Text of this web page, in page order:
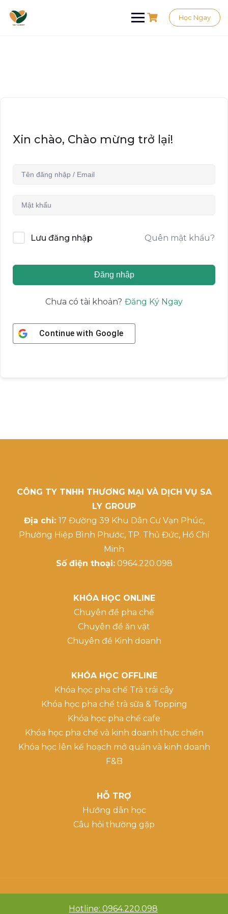
Học Ngay
Xin chào, Chào mừng trở lại!
Lưu đăng nhập Quên mật khẩu?
Đăng nhập
Chưa có tài khoản? Đăng Ký Ngay
Continue with Google
CÔNG TY TNHH THƯƠNG MẠI VÀ DỊCH VỤ SA
LY GROUP
Địa chỉ: 17 Đường 39 Khu Dân Cư Vạn Phúc,
Phường Hiệp Bình Phước, TP. Thủ Đức, Hồ Chí
Minh
Số điện thoại:0964.220.098
KHÓA HỌC ONLINE
Chuyên đề pha chế
Chuyên đề ăn vặt
Chuyên đề Kinh doanh
KHÓA HỌC OFFLINE
Khóa học pha chế Trà trái cây
Khóa học pha chế trà sữa & Topping
Khóa học pha chế cafe
Khóa học pha chế và kinh doanh thực chiến
Khóa học lên kế hoạch mở quán và kinh doanh
F&B
HỖ TRỢ
Hướng dẫn học
Câu hỏi thường gặp
Hotline: 0964.220.098